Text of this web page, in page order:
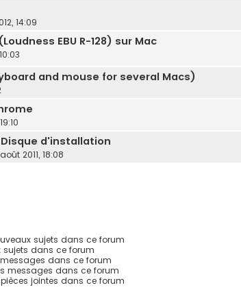
14:09
EBU R-128) sur Mac
and mouse for several Macs)
d'installation
2011, 18:08
sujets dans ce forum
sujets dans ce forum
dans ce forum
messages dans ce forum
jointes dans ce forum